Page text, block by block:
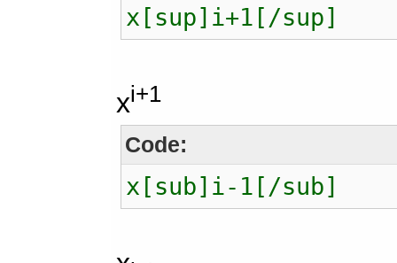
x[sup]i+1[/sup]
xi+1
Code:
x[sub]i-1[/sub]